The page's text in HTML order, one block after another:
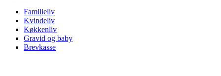
Familieliv
Kvindeliv
Køkkenliv
Gravid og baby
Brevkasse